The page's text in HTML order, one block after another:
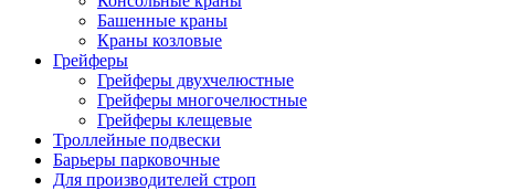
Башенные краны
Краны козловые
Грейферы
Грейферы двухчелюстные
Грейферы многочелюстные
Грейферы клещевые
Троллейные подвески
Барьеры парковочные
Для производителей строп